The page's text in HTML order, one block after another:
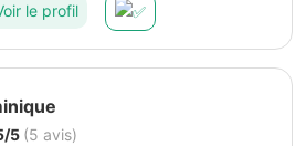
le profil
5 (5 avis)